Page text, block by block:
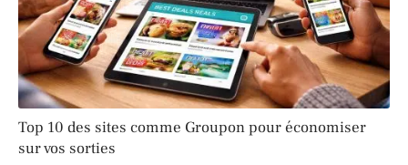
Top 10 des sites comme Groupon pour économiser
sur vos sorties